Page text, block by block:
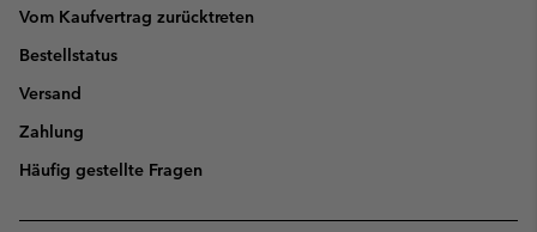
Vom Kaufvertrag zurücktreten
Bestellstatus
Versand
Zahlung
Häufig gestellte Fragen